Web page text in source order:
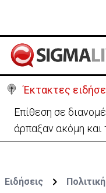
Έκτακτες
Ο στρατηγός του
πόλεμο με το Ιράν
Ειδήσεις Πολιτική